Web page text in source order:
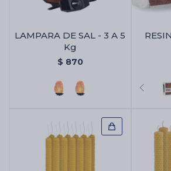
LAMPARA DE SAL - 3 A 5
Kg
$ 870
Cartas de Tarot
Artículos Religiosos
Aromatizantes de ambientes